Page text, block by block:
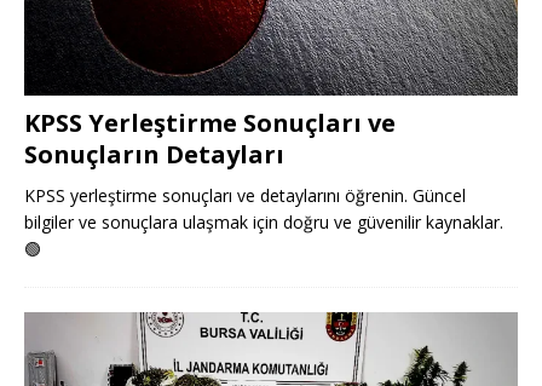
KPSS Yerleştirme Sonuçları ve
Sonuçların Detayları
KPSS yerleştirme sonuçları ve detaylarını öğrenin. Güncel
bilgiler ve sonuçlara ulaşmak için doğru ve güvenilir kaynaklar.
🟢